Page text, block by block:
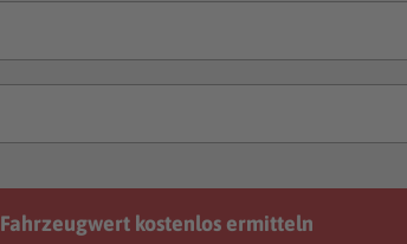
Fahrzeugwert kostenlos ermitteln